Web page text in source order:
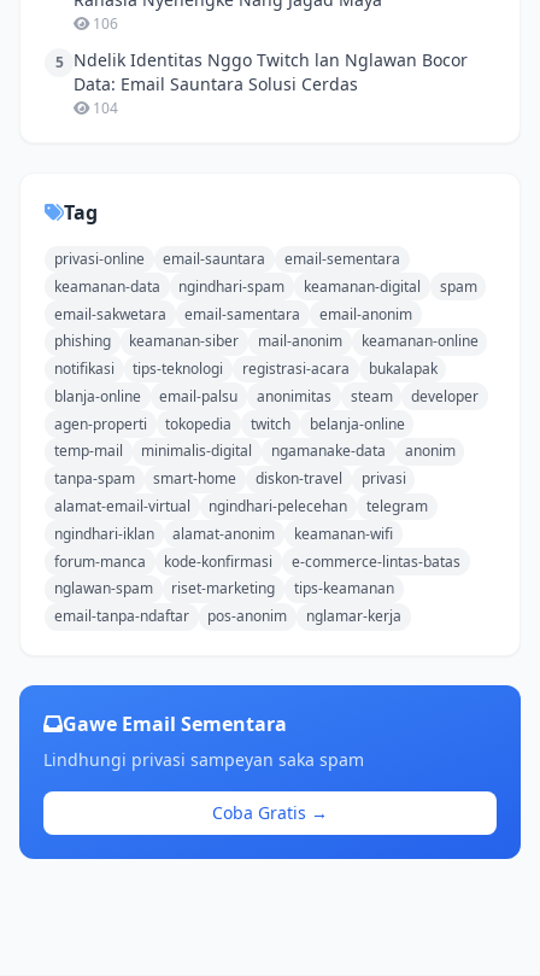
106
5 Ndelik Identitas Nggo Twitch lan Nglawan Bocor
Data: Email Sauntara Solusi Cerdas
104
Tag
privasi-online email-sauntara
email-sementara
keamanan-data
ngindhari-spam keamanan-digital
spam
email-sakwetara
email-samentara
email-anonim
phishing
keamanan-siber mail-anonim
keamanan-online
notifikasi
tips-teknologi registrasi-acara
bukalapak
blanja-online
email-palsu anonimitas steam
developer
agen-properti
tokopedia twitch
belanja-online
temp-mail
minimalis-digital ngamanake-data
anonim
tanpa-spam
smart-home diskon-travel
privasi
alamat-email-virtual
ngindhari-pelecehan
telegram
ngindhari-iklan
alamat-anonim
keamanan-wifi
forum-manca
kode-konfirmasi
e-commerce-lintas-batas
nglawan-spam
riset-marketing
tips-keamanan
email-tanpa-ndaftar
pos-anonim nglamar-kerja
Gawe Email Sementara
Lindhungi privasi sampeyan saka spam
Coba Gratis →